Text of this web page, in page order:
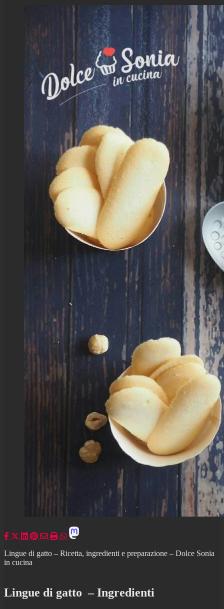
Lingue di gatto – Ricetta, ingredienti e preparazione – Dolce Sonia
in cucina
Lingue di gatto – Ingredienti